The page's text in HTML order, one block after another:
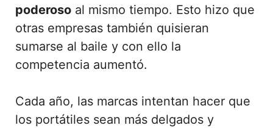
poderoso al mismo tiempo. Esto hizo que
otras empresas también quisieran
sumarse al baile y con ello la
competencia aumentó.
Cada año, las marcas intentan hacer que
los portátiles sean más delgados y